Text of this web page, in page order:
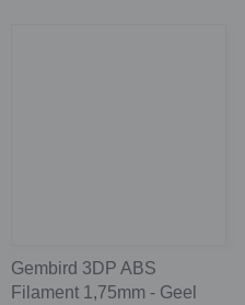
Gembird 3DP ABS
Filament 1,75mm - Geel